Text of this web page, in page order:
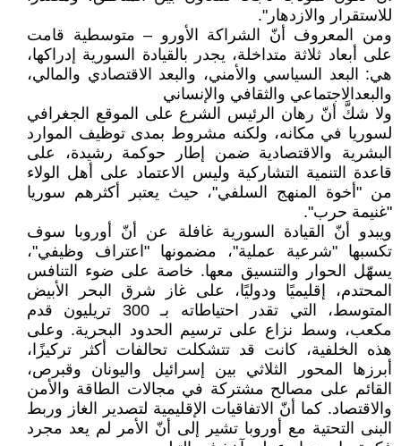
للاستقرار والازدهار".
ومن المعروف أنّ الشراكة الأورو – متوسطية قامت
على أبعاد ثلاثة متداخلة، يجدر بالقيادة السورية إدراكها،
هي: البعد السياسي والأمني، والبعد الاقتصادي والمالي،
والبعدالاجتماعي والثقافي والإنساني
ولا شكَّ أنّ رهان الرئيس الشرع على الموقع الجغرافي
لسوريا في مكانه، ولكنه مشروط بمدى توظيف الموارد
البشرية والاقتصادية ضمن إطار حوكمة رشيدة، على
قاعدة التنمية التشاركية وليس الاعتماد على أهل الولاء
من "أخوة المنهج السلفي"، حيث يعتبر أكثرهم سوريا
"غنيمة حرب".
ويبدو أنّ القيادة السورية غافلة عن أنّ أوروبا سوف
تكسبها "شرعية عملية"، مضمونها "اعتراف وظيفي"،
يسهّل الحوار والتنسيق معها. خاصة على ضوء التنافس
المحتدم، إقليميًا ودوليًا، على غاز شرق البحر الأبيض
المتوسط، التي تقدر احتياطاته بـ 300 تريليون قدم
مكعب، وسط نزاع على ترسيم الحدود البحرية. وعلى
هذه الخلفية، كانت قد تتشكلت تحالفات أكثر تركيزًا،
أبرزها المحور الثلاثي بين إسرائيل واليونان وقبرص،
القائم على مصالح مشتركة في مجالات الطاقة والأمن
والاقتصاد. كما أنّ الاتفاقيات الإقليمية لتصدير الغاز وربط
البنى التحتية مع أوروبا تشير إلى أنّ الأمر لم يعد مجرد